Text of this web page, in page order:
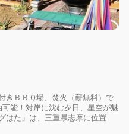
きＢＢＱ場、焚火（薪無料）で
能！対岸に沈む夕日、星空が魅
はた」は、三重県志摩に位置